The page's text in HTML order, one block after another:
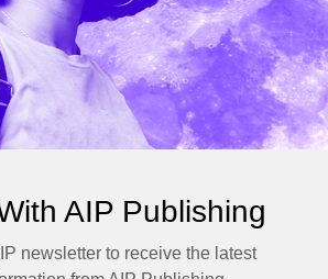
AIP Publishing
newsletter to receive the latest